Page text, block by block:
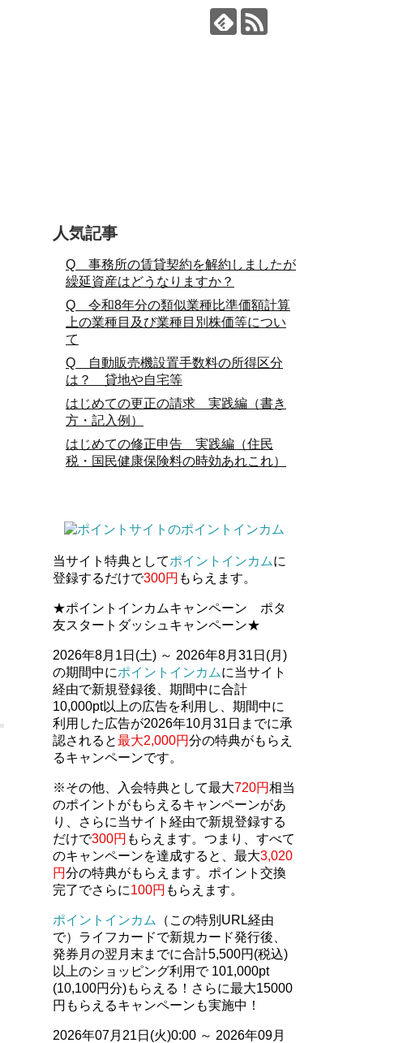
人気記事
Q 事務所の賃貸契約を解約しましたが
繰延資産はどうなりますか？
Q 令和8年分の類似業種比準価額計算
上の業種目及び業種目別株価等につい
て
Q 自動販売機設置手数料の所得区分
は？ 貸地や自宅等
はじめての更正の請求 実践編（書き
方・記入例）
はじめての修正申告 実践編（住民
税・国民健康保険料の時効あれこれ）
当サイト特典としてポイントインカムに
登録するだけで300円 もらえます。
★ポイントインカムキャンペーン ポタ
友スタートダッシュキャンペーン★
2026年8月1日(土) ～ 2026年8月31日(月)
の期間中にポイントインカムに当サイト
経由で新規登録後、期間中に合計
10,000pt以上の広告を利用し、期間中に
利用した広告が2026年10月31日までに承
認されると最大2,000円分の特典がもらえ
るキャンペーンです。
※その他、入会特典として最大720円相当
のポイントがもらえるキャンペーンがあ
り、さらに当サイト経由で新規登録する
だけで300円 もらえます。つまり、すべて
のキャンペーンを達成すると、最大3,020
円分の特典がもらえます。ポイント交換
完了でさらに100円 もらえます。
ポイントインカム
（この特別URL経由
で）ライフカードで新規カード発行後、
発券月の翌月末までに合計5,500円(税込)
以上のショッピング利用で 101,000pt
(10,100円分)もらえる！さらに最大15000
円もらえるキャンペーンも実施中！
2026年07月21日(火)0:00 ～ 2026年09月